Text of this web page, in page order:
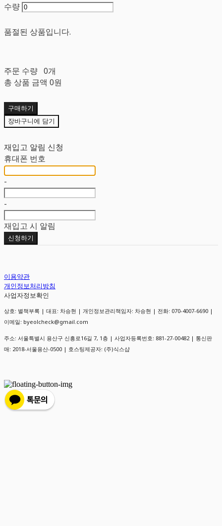
수량
품절된 상품입니다.
주문 수량 0개
총 상품 금액 0원
구매하기
장바구니에 담기
재입고 알림 신청
휴대폰 번호
-
-
재입고 시 알림
신청하기
이용약관
개인정보처리방침
사업자정보확인
상호: 별책부록 | 대표: 차승현 | 개인정보관리책임자: 차승현 | 전화: 070-4007-6690 |
이메일: byeolcheck@gmail.com
주소: 서울특별시 용산구 신흥로16길 7, 1층 | 사업자등록번호: 881-27-00482 | 통신판
매: 2018-서울용산-0500 | 호스팅제공자: (주)식스샵